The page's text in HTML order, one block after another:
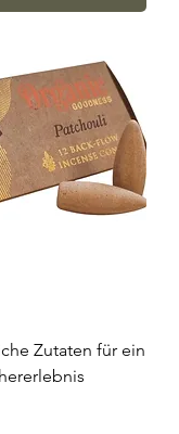
Zutaten für ein